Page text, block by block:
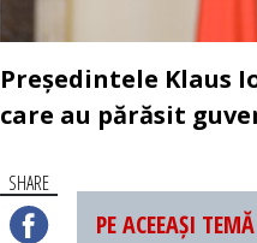
Președintele Klaus
care au părăsit
SHARE
PE ACEEAȘI TEMĂ